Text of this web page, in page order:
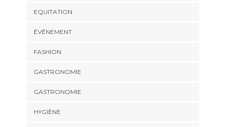
EQUITATION
ÉVÉNEMENT
FASHION
GASTRONOMIE
GASTRONOMIE
HYGIÈNE